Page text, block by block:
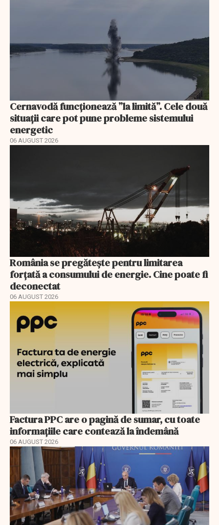
Cernavodă funcționează ”la limită”. Cele două
situații care pot pune probleme sistemului
energetic
06 AUGUST 2026
România se pregătește pentru limitarea
forțată a consumului de energie. Cine poate fi
deconectat
06 AUGUST 2026
Factura PPC are o pagină de sumar, cu toate
informațiile care contează la îndemână
06 AUGUST 2026